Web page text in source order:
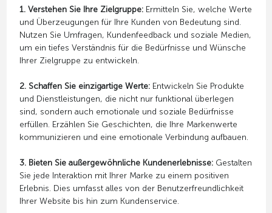
1. Verstehen Sie Ihre Zielgruppe:Ermitteln Sie, welche Werte
und Überzeugungen für Ihre Kunden von Bedeutung sind.
Nutzen Sie Umfragen, Kundenfeedback und soziale Medien,
um ein tiefes Verständnis für die Bedürfnisse und Wünsche
Ihrer Zielgruppe zu entwickeln.
2. Schaffen Sie einzigartige Werte:Entwickeln Sie Produkte
und Dienstleistungen, die nicht nur funktional überlegen
sind, sondern auch emotionale und soziale Bedürfnisse
erfüllen. Erzählen Sie Geschichten, die Ihre Markenwerte
kommunizieren und eine emotionale Verbindung aufbauen.
3. Bieten Sie außergewöhnliche Kundenerlebnisse:Gestalten
Sie jede Interaktion mit Ihrer Marke zu einem positiven
Erlebnis. Dies umfasst alles von der Benutzerfreundlichkeit
Ihrer Website bis hin zum Kundenservice.